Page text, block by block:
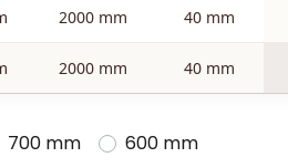
2000 mm 40 mm
2000 mm 40 mm
700 mm 600 mm